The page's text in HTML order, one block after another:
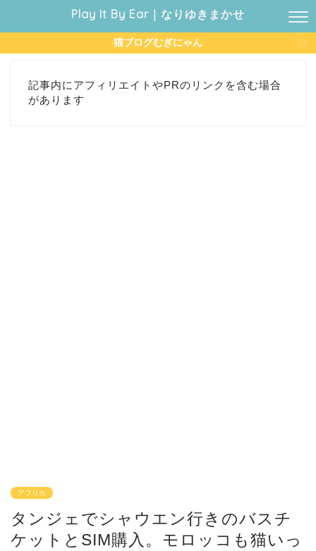
Play It By Ear｜なりゆきまかせ
猫ブログむぎにゃん
記事内にアフィリエイトやPRのリンクを含む場合
があります
アフリカ
タンジェでシャウエン行きのバスチ
ケットとSIM購入。モロッコも猫いっ